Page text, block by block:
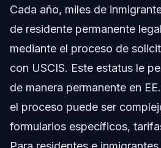
Cada año, miles de
de residente permanente
mediante el proceso de
con USCIS. Este estatus le
de manera permanente en
el proceso puede ser
formularios específicos,